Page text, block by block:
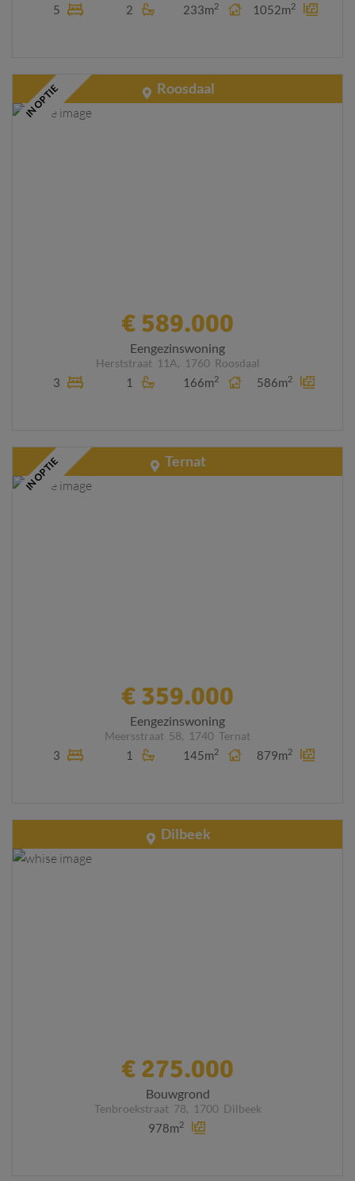
5 2 233m2 1052m2
Roosdaal
IN OPTIE
€ 589.000
Eengezinswoning
Herststraat 11A, 1760 Roosdaal
3 1 166m2 586m2
Ternat
IN OPTIE
€ 359.000
Eengezinswoning
Meersstraat 58, 1740 Ternat
3 1 145m2 879m2
Dilbeek
€ 275.000
Bouwgrond
Tenbroekstraat 78, 1700 Dilbeek
978m2